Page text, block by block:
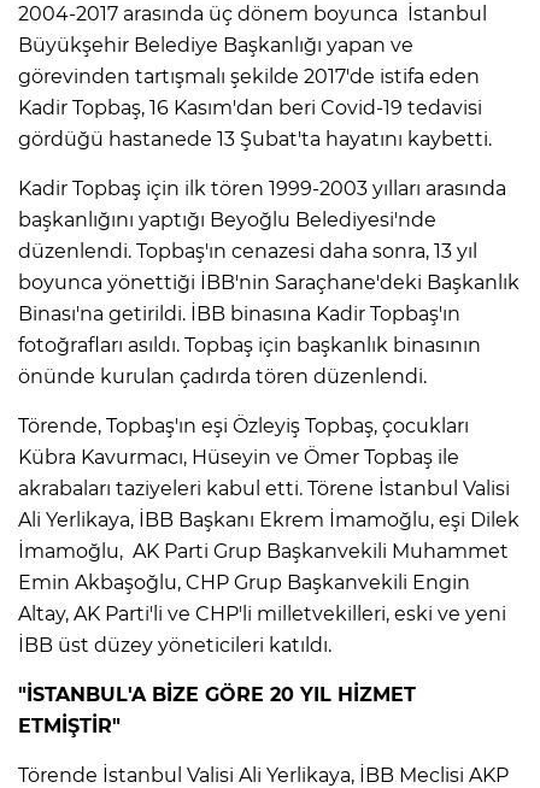
2004-2017 arasında üç dönem boyunca İstanbul
Büyükşehir Belediye Başkanlığı yapan ve
görevinden tartışmalı şekilde 2017'de istifa eden
Kadir Topbaş, 16 Kasım'dan beri Covid-19 tedavisi
gördüğü hastanede 13 Şubat'ta hayatını kaybetti.
Kadir Topbaş için ilk tören 1999-2003 yılları arasında
başkanlığını yaptığı Beyoğlu Belediyesi'nde
düzenlendi. Topbaş'ın cenazesi daha sonra, 13 yıl
boyunca yönettiği İBB'nin Saraçhane'deki Başkanlık
Binası'na getirildi. İBB binasına Kadir Topbaş'ın
fotoğrafları asıldı. Topbaş için başkanlık binasının
önünde kurulan çadırda tören düzenlendi.
Törende, Topbaş'ın eşi Özleyiş Topbaş, çocukları
Kübra Kavurmacı, Hüseyin ve Ömer Topbaş ile
akrabaları taziyeleri kabul etti. Törene İstanbul Valisi
Ali Yerlikaya, İBB Başkanı Ekrem İmamoğlu, eşi Dilek
İmamoğlu, AK Parti Grup Başkanvekili Muhammet
Emin Akbaşoğlu, CHP Grup Başkanvekili Engin
Altay, AK Parti'li ve CHP'li milletvekilleri, eski ve yeni
İBB üst düzey yöneticileri katıldı.
"İSTANBUL'A BİZE GÖRE 20 YIL HİZMET
ETMİŞTİR"
Törende İstanbul Valisi Ali Yerlikaya, İBB Meclisi AKP